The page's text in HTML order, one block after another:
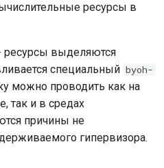
ресурсы в
ресурсы выделяются
специальный byoh-
можно проводить как на
так и в средах
причины не
гипервизора.